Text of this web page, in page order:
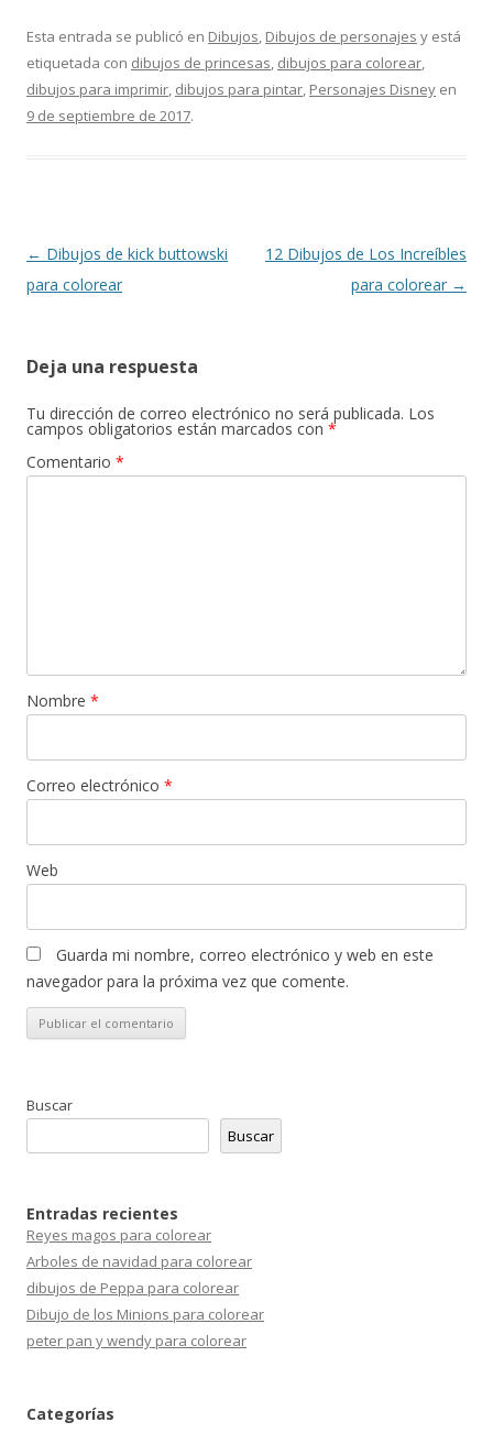
e
b
o
ai
l
at
s
A
e
gr
itt
er
m
p
Esta entrada se publicó en Dibujos, Dibujos de personajes y está
etiquetada con dibujos de princesas, dibujos para colorear,
dibujos para imprimir, dibujos para pintar, Personajes Disney en
9 de septiembre de 2017.
Navegación
de
← Dibujos de kick buttowski
para colorear
12 Dibujos de Los Increíbles
para colorear →
Deja una respuesta
Tu dirección de correo electrónico no será publicada. Los
campos obligatorios están marcados con *
Comentario *
Nombre *
Correo electrónico *
Web
Guarda mi nombre, correo electrónico y web en este
navegador para la próxima vez que comente.
Buscar
Buscar
Entradas recientes
Reyes magos para colorear
Arboles de navidad para colorear
dibujos de Peppa para colorear
Dibujo de los Minions para colorear
peter pan y wendy para colorear
Categorías